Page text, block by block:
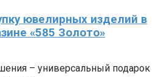
ювелирных изделий в
«585 Золото»
– универсальный подарок